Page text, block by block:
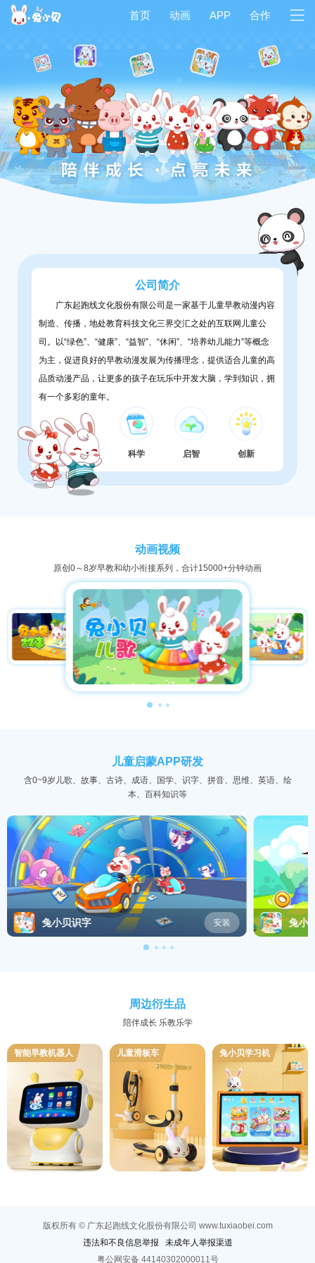
首页 动画 APP 合作
公司简介
广东起跑线文化股份有限公司是一家基于儿童早教动漫内容
制造、传播，地处教育科技文化三界交汇之处的互联网儿童公
司。以“绿色”、“健康”、“益智”、“休闲”、“培养幼儿能力”等概念
为主，促进良好的早教动漫发展为传播理念，提供适合儿童的高
品质动漫产品，让更多的孩子在玩乐中开发大脑，学到知识，拥
有一个多彩的童年。
科学 启智 创新
动画视频
原创0～8岁早教和幼小衔接系列，合计15000+分钟动画
儿童启蒙APP研发
含0~9岁儿歌、故事、古诗、成语、国学、识字、拼音、思维、英语、绘
本、百科知识等
兔小贝识字 安装 兔小
周边衍生品
陪伴成长 乐教乐学
智能早教机器人 儿童滑板车 兔小贝学习机
版权所有 © 广东起跑线文化股份有限公司 www.tuxiaobei.com
违法和不良信息举报
未成年人举报渠道
粤公网安备 44140302000011号